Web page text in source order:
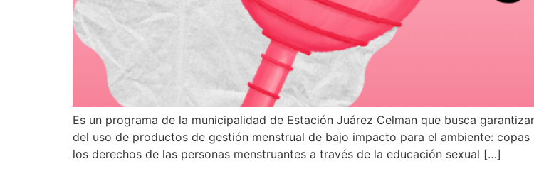
Es un programa de la municipalidad de Estación Juárez Celman que busca
del uso de productos de gestión menstrual de bajo impacto para el ambiente:
los derechos de las personas menstruantes a través de la educación sexual […]